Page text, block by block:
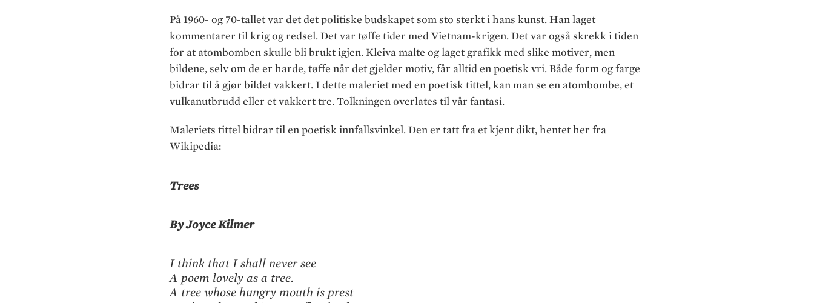
På 1960- og 70-tallet var det det politiske budskapet som sto sterkt i hans kunst. Han laget
kommentarer til krig og redsel. Det var tøffe tider med Vietnam-krigen. Det var også skrekk i tiden
for at atombomben skulle bli brukt igjen. Kleiva malte og laget grafikk med slike motiver, men
bildene, selv om de er harde, tøffe når det gjelder motiv, får alltid en poetisk vri. Både form og farge
bidrar til å gjør bildet vakkert. I dette maleriet med en poetisk tittel, kan man se en atombombe, et
vulkanutbrudd eller et vakkert tre. Tolkningen overlates til vår fantasi.
Maleriets tittel bidrar til en poetisk innfallsvinkel. Den er tatt fra et kjent dikt, hentet her fra
Wikipedia:
Trees
By Joyce Kilmer
I think that I shall never see
A poem lovely as a tree.
A tree whose hungry mouth is prest